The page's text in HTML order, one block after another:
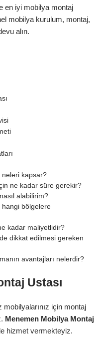
en iyi mobilya montaj
mobilya kurulum, montaj,
alın.
neleri kapsar?
ne kadar süre gerekir?
alabilirim?
hangi bölgelere
kadar maliyetlidir?
dikkat edilmesi gereken
avantajları nelerdir?
Ustası
mobilyalarınız için montaj
Menemen Mobilya Montaj
hizmet vermekteyiz.